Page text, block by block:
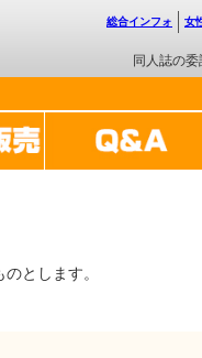
同人誌の委
総合インフォ 女
とします。